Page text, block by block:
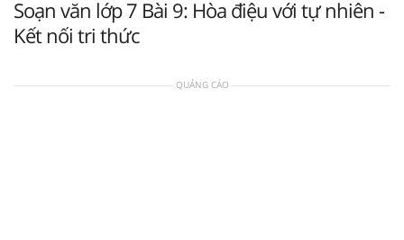
Soạn văn lớp 7 Bài 9: Hòa điệu với tự nhiên -
Kết nối tri thức
QUẢNG CÁO